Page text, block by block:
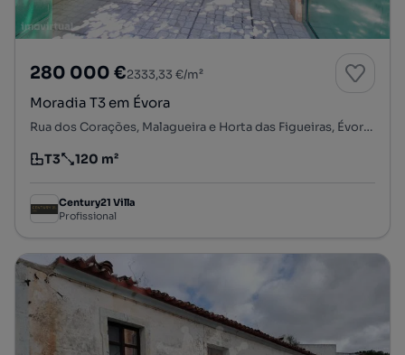
280 000 €2333,33 €/m²
Moradia T3 em Évora
Rua dos Corações, Malagueira e Horta das Figueiras, Évora, Évora
Tipologia
T3
Preço por metro quadrado
120 m²
Century21 Villa
Profissional